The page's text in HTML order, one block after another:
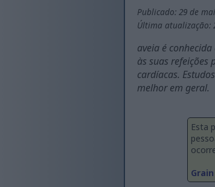
Publicado: 29 de
Última atualização:
aveia é
às suas refeições
cardíacas.
melhor em geral.
Esta